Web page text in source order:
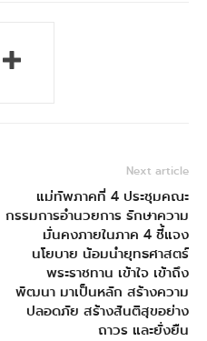
Next article
แม่ทัพภาคที่ 4 ประชุมคณะ
กรรมการอำนวยการ รักษาความ
มั่นคงภายในภาค 4 ชี้แจง
นโยบาย น้อมนำยุทธศาสตร์
พระราชทาน เข้าใจ เข้าถึง
พัฒนา มาเป็นหลัก สร้างความ
ปลอดภัย สร้างสันติสุขอย่าง
ถาวร และยั่งยืน